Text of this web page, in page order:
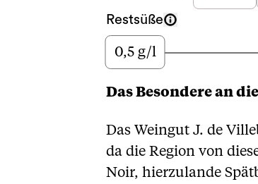
Restsüße
Wenig
0,5 g/l
Das Besondere an
Das Weingut J. de
da die Region von
Noir, hierzulande